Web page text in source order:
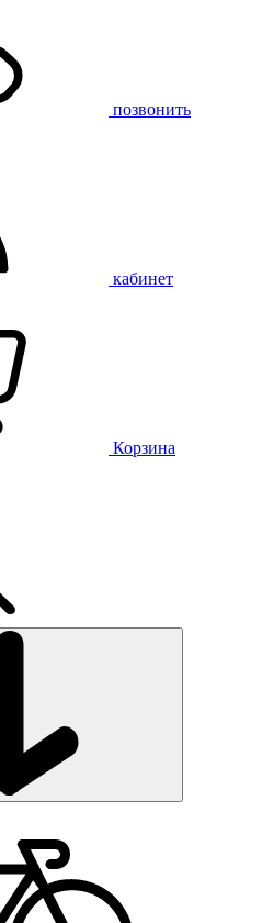
позвонить
кабинет
Корзина